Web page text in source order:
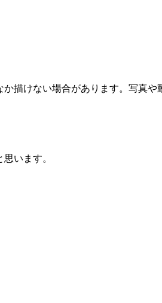
描けない場合があります。写真
います。